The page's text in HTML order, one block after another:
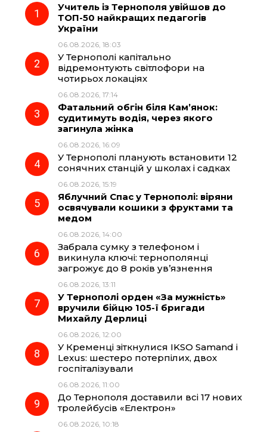
e
o
k
e
r
a
m
t
A
Учитель із Тернополя увійшов до
ТОП-50 найкращих педагогів
України
06.08.2026, 18:03
У Тернополі капітально
відремонтують світлофори на
чотирьох локаціях
06.08.2026, 17:14
Фатальний обгін біля Кам’янок:
судитимуть водія, через якого
загинула жінка
06.08.2026, 16:09
У Тернополі планують встановити 12
сонячних станцій у школах і садках
06.08.2026, 15:19
Яблучний Спас у Тернополі: віряни
освячували кошики з фруктами та
медом
06.08.2026, 14:00
Забрала сумку з телефоном і
викинула ключі: тернополянці
загрожує до 8 років ув’язнення
06.08.2026, 13:11
У Тернополі орден «За мужність»
вручили бійцю 105-ї бригади
Михайлу Дерлиці
06.08.2026, 12:00
У Кременці зіткнулися IKSO Samand і
Lexus: шестеро потерпілих, двох
госпіталізували
06.08.2026, 11:00
До Тернополя доставили всі 17 нових
тролейбусів «Електрон»
06.08.2026, 10:18